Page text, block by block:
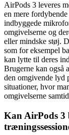
AirPods 3 leveres
en mere
indbyggede
omgivelserne og
eller mindske støj.
som for eksempel
kan lytte til deres
Brugerne kan også
den omgivende lyd
situationer, hvor
omgivelserne
Kan AirPods 3